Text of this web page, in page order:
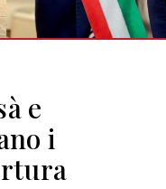
e
i